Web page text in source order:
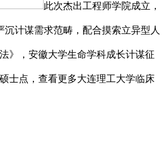
此次杰出工程师学院成立，
计谋需求范畴，配合摸索立异型人
》，安徽大学生命学科成长计谋征
士点，查看更多大连理工大学临床